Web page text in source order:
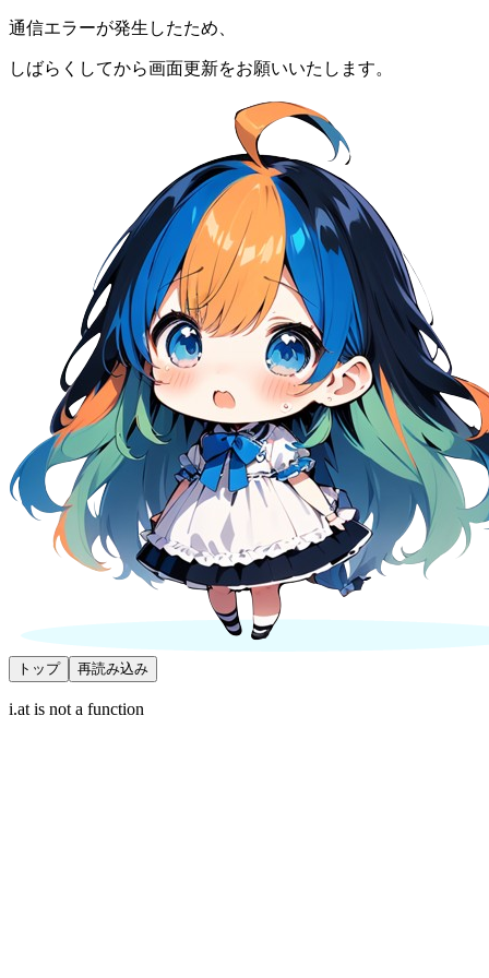
通信エラーが発生したため、
しばらくしてから画面更新をお願いいたします。
トップ 再読み込み
i.at is not a function